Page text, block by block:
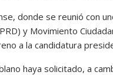
donde se reunió con
y Movimiento
a la candidatura
haya solicitado, a